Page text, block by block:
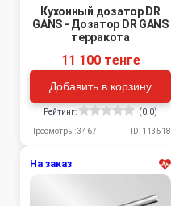
Кухонный дозатор DR
GANS - Дозатор DR GANS
терракота
11 100 тенге
Добавить в корзину
Рейтинг: (0.0)
Просмотры: 3467 ID: 113518
На заказ